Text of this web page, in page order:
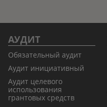
АУДИТ
Обязательный аудит
Аудит инициативный
Аудит целевого
использования
грантовых средств